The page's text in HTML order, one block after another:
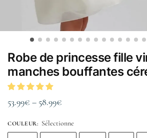
Robe de princesse fille
manches bouffantes
53.99€ – 58.99€
COULEUR: Sélectionne